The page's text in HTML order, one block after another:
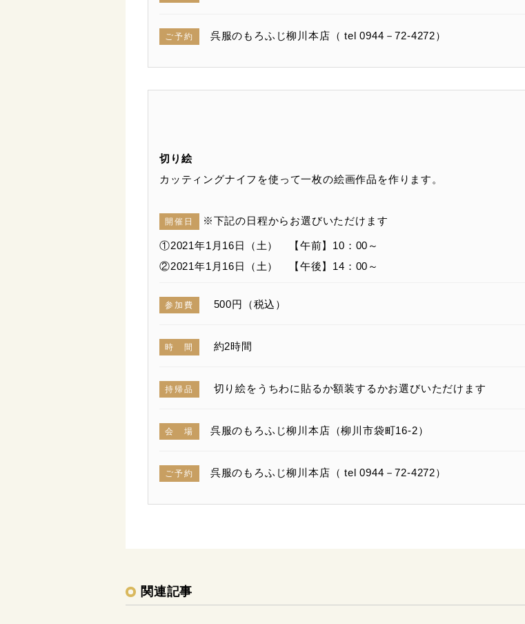
ご予約 呉服のもろふじ柳川本店（ tel 0944－72-4272）
切り絵
カッティングナイフを使って一枚の絵画作品を作ります。
開催日 ※下記の日程からお選びいただけます
①2021年1月16日（土） 【午前】10：00～
②2021年1月16日（土） 【午後】14：00～
参加費 500円（税込）
時 間 約2時間
持帰品 切り絵をうちわに貼るか額装するかお選びいただけます
会 場 呉服のもろふじ柳川本店（柳川市袋町16-2）
ご予約 呉服のもろふじ柳川本店（ tel 0944－72-4272）
関連記事